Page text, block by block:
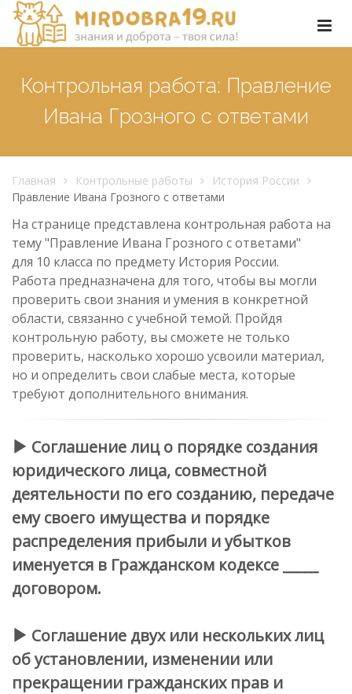
Контрольная работа: Правление
Ивана Грозного с ответами
Главная Контрольные работы
История России
Правление Ивана Грозного с ответами
На странице представлена контрольная работа на
тему "Правление Ивана Грозного с ответами"
для 10 класса по предмету История России.
Работа предназначена для того, чтобы вы могли
проверить свои знания и умения в конкретной
области, связанно с учебной темой. Пройдя
контрольную работу, вы сможете не только
проверить, насколько хорошо усвоили материал,
но и определить свои слабые места, которые
требуют дополнительного внимания.
Соглашение лиц о порядке создания
юридического лица, совместной
деятельности по его созданию, передаче
ему своего имущества и порядке
распределения прибыли и убытков
именуется в Гражданском кодексе _____
договором.
Соглашение двух или нескольких лиц
об установлении, изменении или
прекращении гражданских прав и